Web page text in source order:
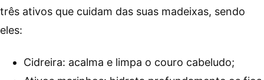
três ativos que cuidam das suas madeixas, sendo
eles:
Cidreira: acalma e limpa o couro cabeludo;